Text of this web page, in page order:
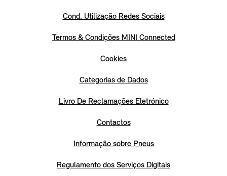
Cond. Utilização Redes Sociais
Termos & Condições MINI Connected
Cookies
Categorias de Dados
Livro De Reclamações Eletrónico
Contactos
Informação sobre Pneus
Regulamento dos Serviços Digitais